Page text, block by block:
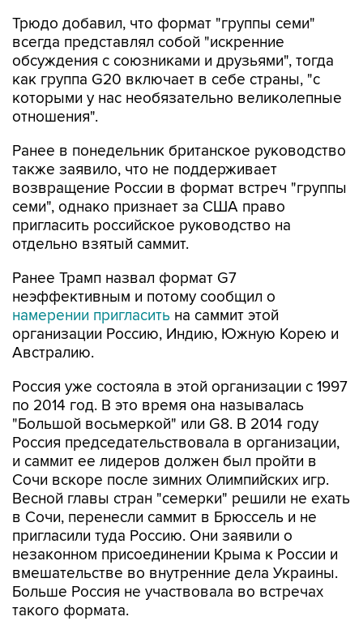
Трюдо добавил, что формат "группы семи"
всегда представлял собой "искренние
обсуждения с союзниками и друзьями", тогда
как группа G20 включает в себе страны, "с
которыми у нас необязательно великолепные
отношения".
Ранее в понедельник британское руководство
также заявило, что не поддерживает
возвращение России в формат встреч "группы
семи", однако признает за США право
пригласить российское руководство на
отдельно взятый саммит.
Ранее Трамп назвал формат G7
неэффективным и потому сообщил о
намерении пригласить на саммит этой
организации Россию, Индию, Южную Корею и
Австралию.
Россия уже состояла в этой организации с 1997
по 2014 год. В это время она называлась
"Большой восьмеркой" или G8. В 2014 году
Россия председательствовала в организации,
и саммит ее лидеров должен был пройти в
Сочи вскоре после зимних Олимпийских игр.
Весной главы стран "семерки" решили не ехать
в Сочи, перенесли саммит в Брюссель и не
пригласили туда Россию. Они заявили о
незаконном присоединении Крыма к России и
вмешательстве во внутренние дела Украины.
Больше Россия не участвовала во встречах
такого формата.